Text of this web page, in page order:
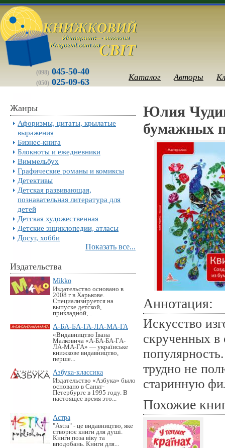
(098) 045-50-40
(050) 025-09-63 Каталог Авторы
Жанры
Афоризмы, цитаты, крылатые
выражения
Бизнес-книга
Блокноты и ежедневники
Виммельбух
Графические романы и комиксы
Детективы
Детская развивающая,
познавательная литература для
детей
Детская художественная
Детские энциклопедии, атласы
Досуг, хобби
Показать все...
Издательства
Mikko
Издательство основано в
2008 г в Харькове.
Специализируется на
выпуске детской,
прикладной,...
А-БА-БА-ГА-ЛА-МА-ГА
«Видавництво Івана
Малковича «А-БА-БА-ГА-
ЛА-МА-ГА» — українське
книжкове видавництво,
перше...
Азбука-классика
Издательство «Азбука» было
основано в Санкт-
Петербурге в 1995 году. В
настоящее время это...
Астра
"Astra" - це видавництво, яке
створює книги для душі.
Книги поза віку та
вподобань. Книги для...
Юлия
бумажных
Аннотация:
Искусство
скрученных в
трудно не
старинную
Похожие